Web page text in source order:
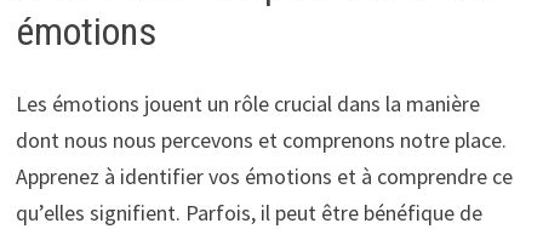
émotions
Les émotions jouent un rôle crucial dans la manière
dont nous nous percevons et comprenons notre place.
Apprenez à identifier vos émotions et à comprendre ce
qu’elles signifient. Parfois, il peut être bénéfique de